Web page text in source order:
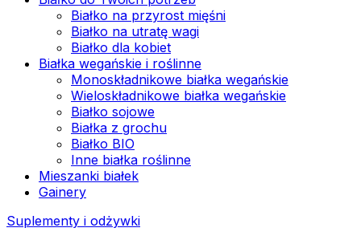
Białko na przyrost mięśni
Białko na utratę wagi
Białko dla kobiet
Białka wegańskie i roślinne
Monoskładnikowe białka wegańskie
Wieloskładnikowe białka wegańskie
Białko sojowe
Białka z grochu
Białko BIO
Inne białka roślinne
Mieszanki białek
Gainery
Suplementy i odżywki